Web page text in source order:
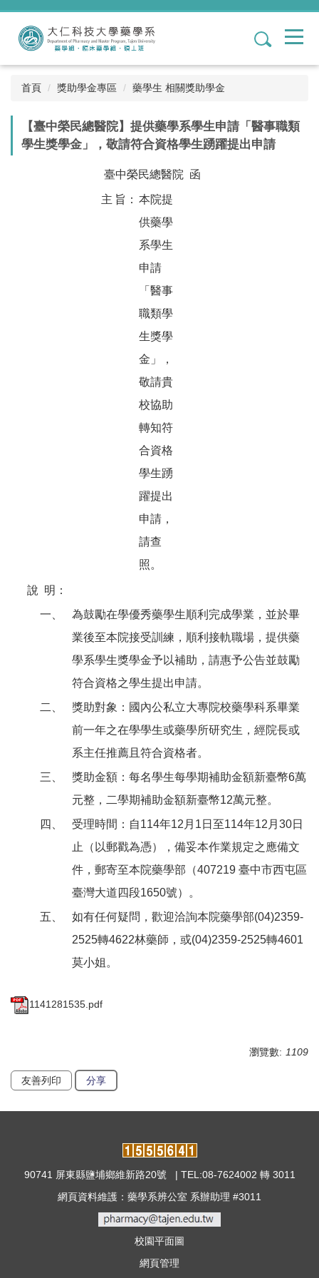
跳
內
1
首頁 獎助學金專區 藥學生 相關獎助學金
【臺中榮民總醫院】提供藥學系學生申請「醫事職類
學生獎學金」，敬請符合資格學生踴躍提出申請
臺中榮民總醫院 函
主 旨： 本院提
供藥學
系學生
申請
「醫事
職類學
生獎學
金」，
敬請貴
校協助
轉知符
合資格
學生踴
躍提出
申請，
請查
照。
說 明：
一、
為鼓勵在學優秀藥學生順利完成學業，並於畢
業後至本院接受訓練，順利接軌職場，提供藥
學系學生獎學金予以補助，請惠予公告並鼓勵
符合資格之學生提出申請。
二、
獎助對象：國內公私立大專院校藥學科系畢業
前一年之在學學生或藥學所研究生，經院長或
系主任推薦且符合資格者。
三、
獎助金額：每名學生每學期補助金額新臺幣6萬
元整，二學期補助金額新臺幣12萬元整。
四、
受理時間：自114年12月1日至114年12月30日
止（以郵戳為憑），備妥本作業規定之應備文
件，郵寄至本院藥學部（407219 臺中市西屯區
臺灣大道四段1650號）。
五、
如有任何疑問，歡迎洽詢本院藥學部(04)2359-
2525轉4622林藥師，或(04)2359-2525轉4601
莫小姐。
1141281535.pdf
瀏覽數: 1109
友善列印 分享
90741 屏東縣鹽埔鄉維新路20號 | TEL:08-7624002 轉 3011
網頁資料維護：藥學系辨公室 系辦助理 #3011
校園平面圖
網頁管理